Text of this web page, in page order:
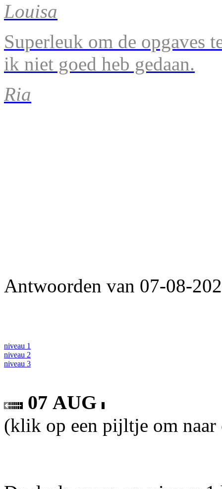
Louisa
Superleuk om de opgaves
ik niet goed heb gedaan.
Ria
Antwoorden van 07-08-
niveau 1
niveau 2
niveau 3
07 AUG
(klik op een pijltje om naar